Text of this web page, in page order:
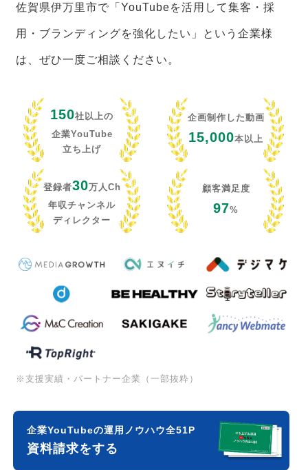
佐賀県伊万里市で「YouTubeを活用して集客・採
用・ブランディングを強化したい」という企業様
は、ぜひ一度ご相談ください。
150社以上の
企業YouTube
立ち上げ
企画制作した動画
15,000本以上
登録者30万人Ch
年収チャンネル
ディレクター
顧客満足度
97%
※支援実績・パートナー企業（一部抜粋）
企業YouTubeの運用ノウハウ全51P
資料請求をする